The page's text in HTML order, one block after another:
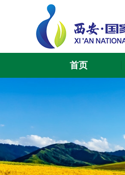
首页